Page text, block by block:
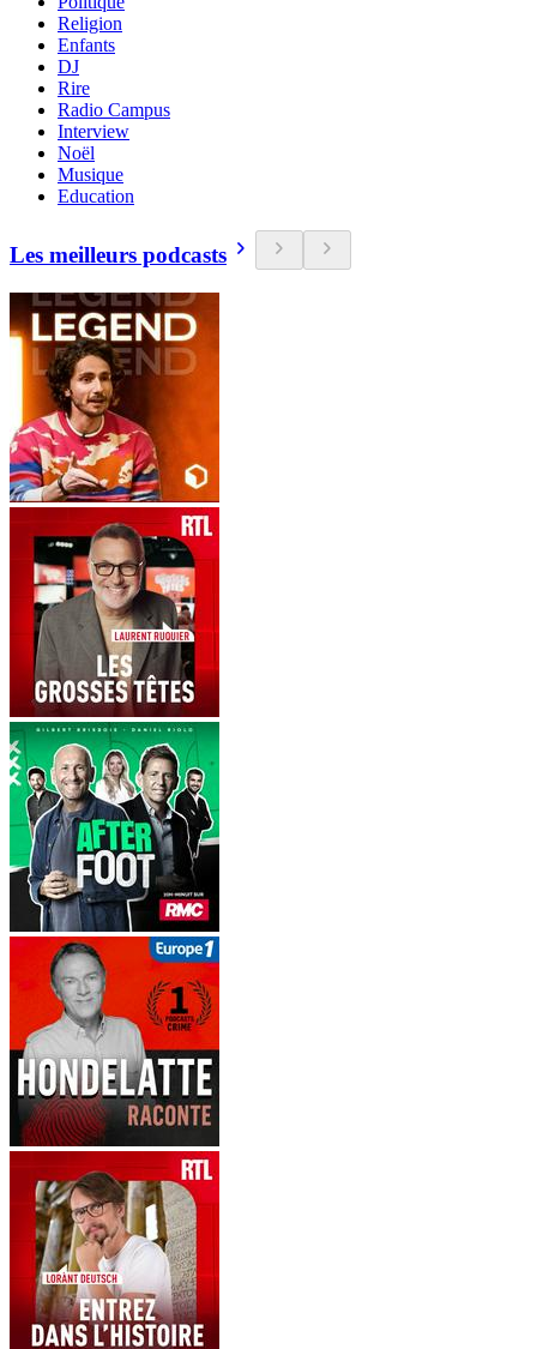
Religion
Enfants
DJ
Rire
Radio Campus
Interview
Noël
Musique
Education
Les meilleurs podcasts